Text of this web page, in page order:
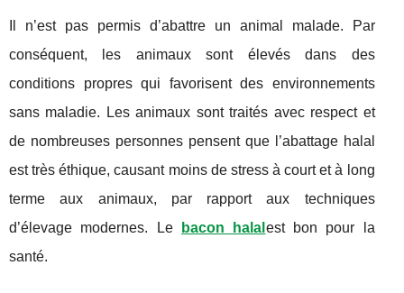
Il n’est pas permis d’abattre un animal malade. Par
conséquent, les animaux sont élevés dans des
conditions propres qui favorisent des environnements
sans maladie. Les animaux sont traités avec respect et
de nombreuses personnes pensent que l’abattage halal
est très éthique, causant moins de stress à court et à long
terme aux animaux, par rapport aux techniques
d’élevage modernes. Le
bacon halal est bon pour la
santé.